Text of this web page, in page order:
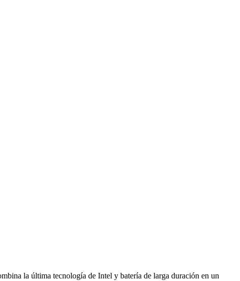
la última tecnología de Intel y batería de larga duración en un